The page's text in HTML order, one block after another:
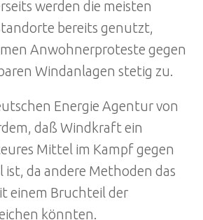
werden die meisten
bereits genutzt,
Anwohnerproteste gegen
Windanlagen stetig zu.
Energie Agentur von
daß Windkraft ein
Mittel im Kampf gegen
ist, da andere Methoden das
einem Bruchteil der
könnten.